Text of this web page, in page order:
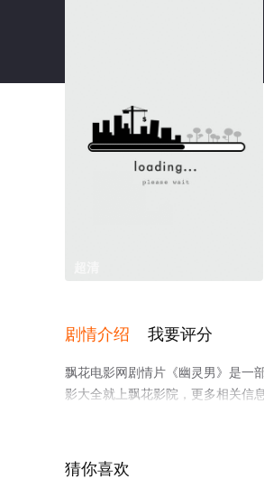
剧情介绍 我要评分
飘花电影网剧情片《幽灵男》是一
影大全就上飘花影院，更多相关信
猜你喜欢